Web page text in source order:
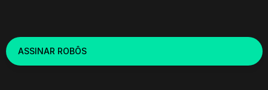
ASSINAR ROBÔS